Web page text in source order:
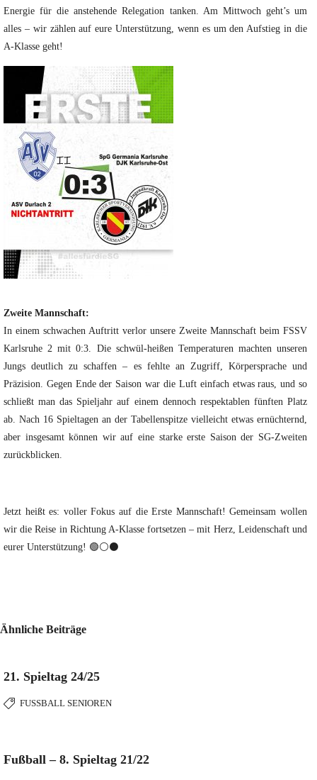
Energie für die anstehende Relegation tanken. Am Mittwoch geht’s um
alles – wir zählen auf eure Unterstützung, wenn es um den Aufstieg in die
A-Klasse geht!
Zweite Mannschaft:
In einem schwachen Auftritt verlor unsere Zweite Mannschaft beim FSSV
Karlsruhe 2 mit 0:3. Die schwül-heißen Temperaturen machten unseren
Jungs deutlich zu schaffen – es fehlte an Zugriff, Körpersprache und
Präzision. Gegen Ende der Saison war die Luft einfach etwas raus, und so
schließt man das Spieljahr auf einem dennoch respektablen fünften Platz
ab. Nach 16 Spieltagen an der Tabellenspitze vielleicht etwas ernüchternd,
aber insgesamt können wir auf eine starke erste Saison der SG-Zweiten
zurückblicken.
Jetzt heißt es: voller Fokus auf die Erste Mannschaft! Gemeinsam wollen
wir die Reise in Richtung A-Klasse fortsetzen – mit Herz, Leidenschaft und
eurer Unterstützung! 🟢⚪⚫
Ähnliche Beiträge
21. Spieltag 24/25
FUSSBALL SENIOREN
Fußball – 8. Spieltag 21/22